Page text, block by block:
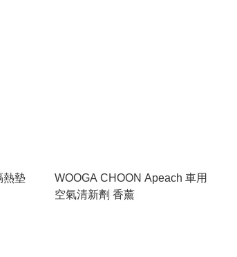
熱墊
WOOGA CHOON Apeach 車用
空氣清新劑 香薰